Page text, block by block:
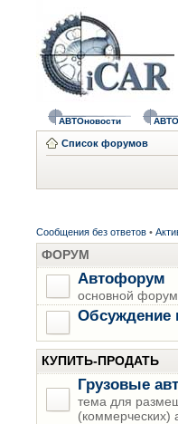
АВТОновости
Список форумов
Сообщения без ответов •
ФОРУМ
Автофорум
основной
Обсуждение
КУПИТЬ-ПРОДАТЬ
Грузовые
тема для
(коммерческих)